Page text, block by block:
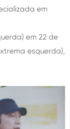
em
em 22 de
esquerda),